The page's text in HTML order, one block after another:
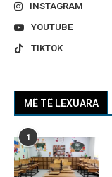
INSTAGRAM
YOUTUBE
TIKTOK
MË TË LEXUARA
1